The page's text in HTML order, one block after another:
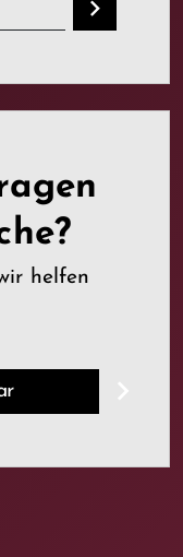
helfen